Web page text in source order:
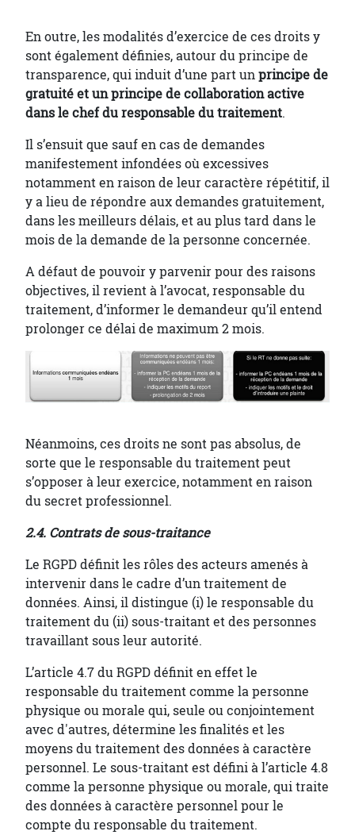
En outre, les modalités d’exercice de ces droits y
sont également définies, autour du principe de
transparence, qui induit d’une part unprincipe de
gratuité et un principe de collaboration active
dans le chef du responsable du traitement.
Il s’ensuit que sauf en cas de demandes
manifestement infondées où excessives
notamment en raison de leur caractère répétitif, il
y a lieu de répondre aux demandes gratuitement,
dans les meilleurs délais, et au plus tard dans le
mois de la demande de la personne concernée.
A défaut de pouvoir y parvenir pour des raisons
objectives, il revient à l’avocat, responsable du
traitement, d’informer le demandeur qu’il entend
prolonger ce délai de maximum 2 mois.
Néanmoins, ces droits ne sont pas absolus, de
sorte que le responsable du traitement peut
s’opposer à leur exercice, notamment en raison
du secret professionnel.
2.4. Contrats de sous-traitance
Le RGPD définit les rôles des acteurs amenés à
intervenir dans le cadre d’un traitement de
données. Ainsi, il distingue (i) le responsable du
traitement du (ii) sous-traitant et des personnes
travaillant sous leur autorité.
L’article 4.7 du RGPD définit en effet le
responsable du traitement comme la personne
physique ou morale qui, seule ou conjointement
avec d'autres, détermine les finalités et les
moyens du traitement des données à caractère
personnel. Le sous-traitant est défini à l’article 4.8
comme la personne physique ou morale, qui traite
des données à caractère personnel pour le
compte du responsable du traitement.